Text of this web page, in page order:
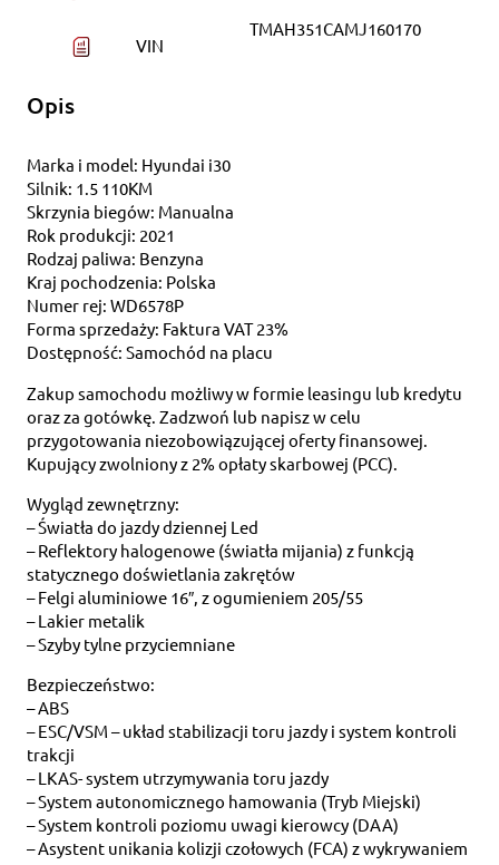
VIN
TMAH351CAMJ160170
Opis
Marka i model: Hyundai i30
Silnik: 1.5 110KM
Skrzynia biegów: Manualna
Rok produkcji: 2021
Rodzaj paliwa: Benzyna
Kraj pochodzenia: Polska
Numer rej: WD6578P
Forma sprzedaży: Faktura VAT 23%
Dostępność: Samochód na placu
Zakup samochodu możliwy w formie leasingu lub kredytu
oraz za gotówkę. Zadzwoń lub napisz w celu
przygotowania niezobowiązującej oferty finansowej.
Kupujący zwolniony z 2% opłaty skarbowej (PCC).
Wygląd zewnętrzny:
– Światła do jazdy dziennej Led
– Reflektory halogenowe (światła mijania) z funkcją
statycznego doświetlania zakrętów
– Felgi aluminiowe 16″, z ogumieniem 205/55
– Lakier metalik
– Szyby tylne przyciemniane
Bezpieczeństwo:
– ABS
– ESC/VSM – układ stabilizacji toru jazdy i system kontroli
trakcji
– LKAS- system utrzymywania toru jazdy
– System autonomicznego hamowania (Tryb Miejski)
– System kontroli poziomu uwagi kierowcy (DAA)
– Asystent unikania kolizji czołowych (FCA) z wykrywaniem